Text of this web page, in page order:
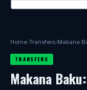
Home›Transfers›Makana
TRANSFERS
Makana